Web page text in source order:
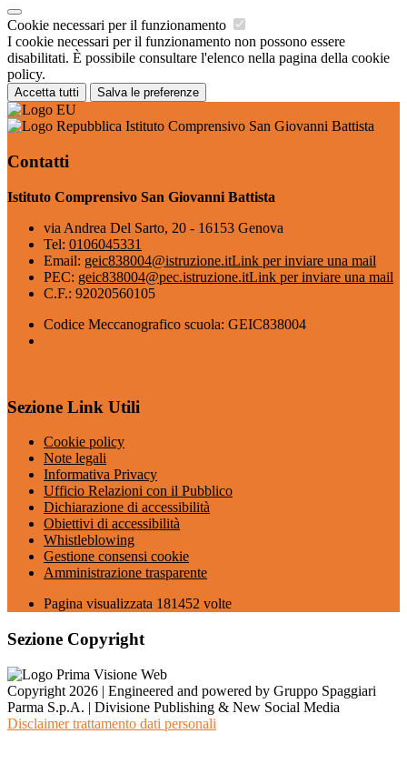
Cookie necessari per il funzionamento
I cookie necessari per il funzionamento non possono essere
disabilitati. È possibile consultare l'elenco nella pagina della cookie
policy.
Accetta tutti Salva le preferenze
Istituto Comprensivo San Giovanni Battista
Contatti
Istituto Comprensivo San Giovanni Battista
via Andrea Del Sarto, 20 - 16153 Genova
Tel: 0106045331
Email: geic838004@istruzione.itLink per inviare una mail
PEC: geic838004@pec.istruzione.itLink per inviare una mail
C.F.: 92020560105
Codice Meccanografico scuola: GEIC838004
Sezione Link Utili
Cookie policy
Note legali
Informativa Privacy
Ufficio Relazioni con il Pubblico
Dichiarazione di accessibilità
Obiettivi di accessibilità
Whistleblowing
Gestione consensi cookie
Amministrazione trasparente
Pagina visualizzata 181452 volte
Sezione Copyright
Copyright 2026 | Engineered and powered by Gruppo Spaggiari
Parma S.p.A. | Divisione Publishing & New Social Media
Disclaimer trattamento dati personali